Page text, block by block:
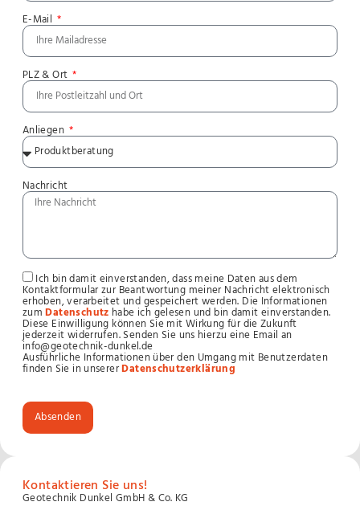
E-Mail
PLZ & Ort
Anliegen
Nachricht
Ich bin damit einverstanden, dass meine Daten aus dem
Kontaktformular zur Beantwortung meiner Nachricht elektronisch
erhoben, verarbeitet und gespeichert werden. Die Informationen
zumDatenschutz habe ich gelesen und bin damit einverstanden.
Diese Einwilligung können Sie mit Wirkung für die Zukunft
jederzeit widerrufen. Senden Sie uns hierzu eine Email an
info@geotechnik-dunkel.de
Ausführliche Informationen über den Umgang mit Benutzerdaten
finden Sie in unsererDatenschutzerklärung
Absenden
Kontaktieren Sie uns!
Geotechnik Dunkel GmbH & Co. KG